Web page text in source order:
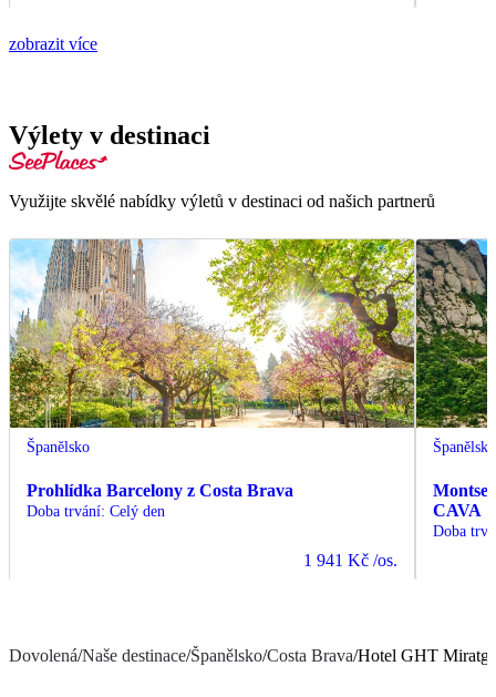
zobrazit více
Výlety v destinaci
Využijte skvělé nabídky výletů v destinaci od našich partnerů
Španělsko
Prohlídka Barcelony z Costa Brava
Doba trvání: Celý den
1 941 Kč /os.
Španělsko
CAVA
Doba
Dovolená/Naše destinace/Španělsko/Costa Brava/Hotel GHT